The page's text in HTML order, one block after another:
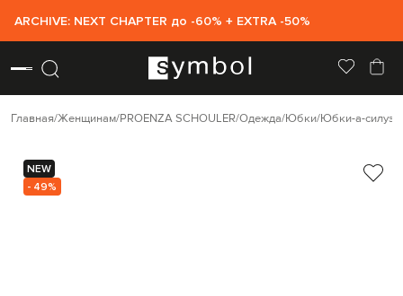
ARCHIVE: NEXT CHAPTER до -60% + EXTRA -50%
Главная Женщинам PROENZA SCHOULER Одежда Юбки Юбки-а-
NEW
- 49%